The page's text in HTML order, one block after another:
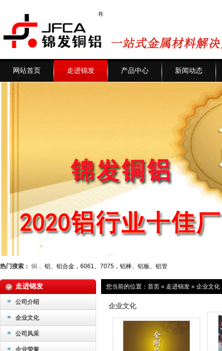
网站首页 走进锦发 产品中心 新闻动态
热门搜索： 铜 、铝、铝合金，6061、7075，铝棒、铝板、铝管
走进锦发
公司介绍
企业文化
公司风采
企业荣誉
您当前的位置： 首页 » 走进锦发 » 企业文化
企业文化